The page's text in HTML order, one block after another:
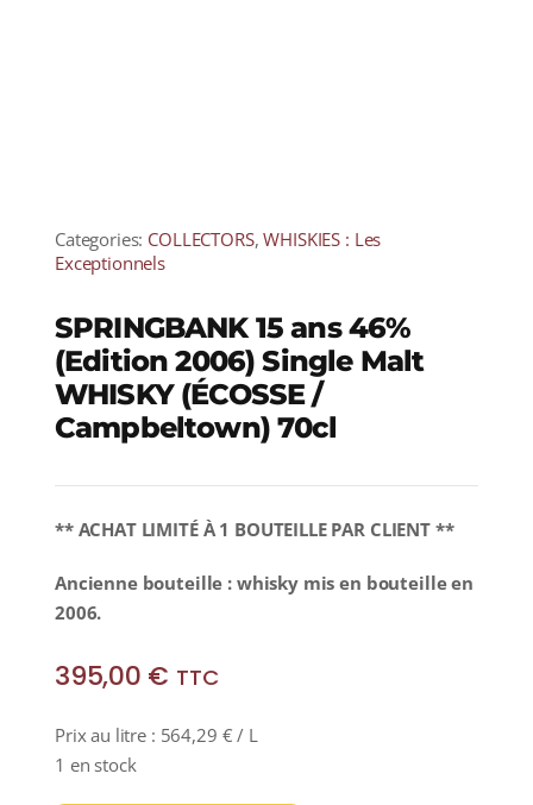
Categories: COLLECTORS,WHISKIES : Les
Exceptionnels
SPRINGBANK 15 ans 46%
(Edition 2006) Single Malt
WHISKY (ÉCOSSE /
Campbeltown) 70cl
** ACHAT LIMITÉ À 1 BOUTEILLE PAR CLIENT **
Ancienne bouteille : whisky mis en bouteille en
2006.
395,00 € TTC
Prix au litre : 564,29 € / L
1 en stock